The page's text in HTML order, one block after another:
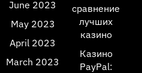
June 2023
May 2023
April 2023
March 2023
сравнение
лучших
казино
Казино
PayPal: